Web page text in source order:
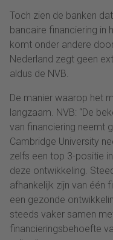
Toch zien de banken
bancaire financiering in
komt onder andere
Nederland zegt geen
aldus de NVB.
De manier waarop het
langzaam. NVB: “De
van financiering neemt
Cambridge University
zelfs een top 3-positie
deze ontwikkeling.
afhankelijk zijn van één
een gezonde
steeds vaker samen
financieringsbehoefte